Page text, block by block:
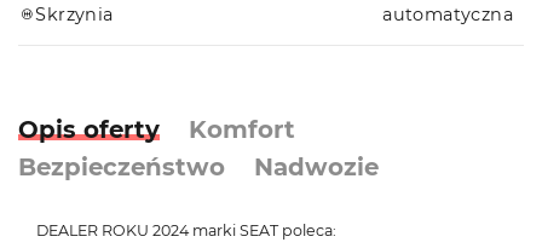
Skrzynia automatyczna
Opis oferty
Komfort
Bezpieczeństwo
Nadwozie
DEALER ROKU 2024 marki SEAT poleca: